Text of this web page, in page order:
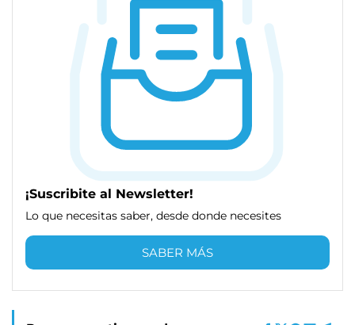
¡Suscribite al Newsletter!
Lo que necesitas saber, desde donde necesites
SABER MÁS